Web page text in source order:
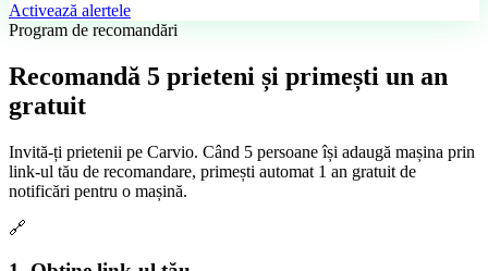
Activează alertele
Program de recomandări
Recomandă 5 prieteni și primești un an
gratuit
Invită-ți prietenii pe Carvio. Când 5 persoane își adaugă mașina prin
link-ul tău de recomandare, primești automat 1 an gratuit de
notificări pentru o mașină.
🔗